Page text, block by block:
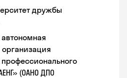
дружбы
(ОАНО ДПО